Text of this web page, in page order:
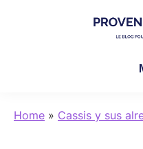
en
Home » Cassis y sus